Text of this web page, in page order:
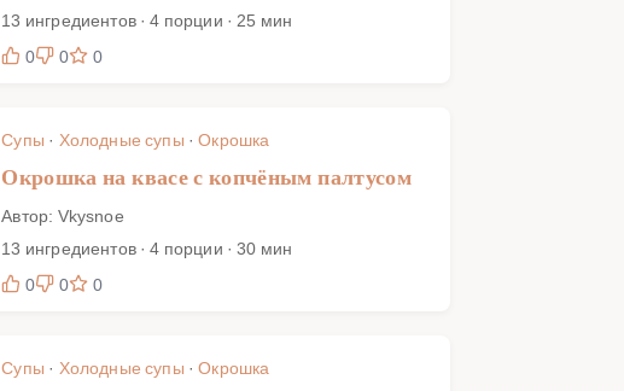
13 ингредиентов · 4 порции · 25 мин
0
0 0
Супы · Холодные супы ·Окрошка
Окрошка на квасе с копчёным палтусом
Автор: Vkysnoe
13 ингредиентов · 4 порции · 30 мин
0
0 0
Супы · Холодные супы ·Окрошка